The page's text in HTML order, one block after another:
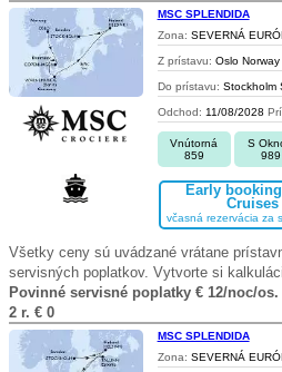
MSC SPLENDIDA
Zona: SEVERNÁ
Z prístavu: Oslo Norway
Do prístavu: Stockholm
Odchod: 11/08/2028
Vnútorná
859
S
989
Early
Cruises
včasná rezervácia za
Všetky ceny sú uvádzané vrátane
servisných poplatkov. Vytvorte si
Povinné servisné poplatky € 12/noc/
2 r. € 0
MSC SPLENDIDA
Zona: SEVERNÁ